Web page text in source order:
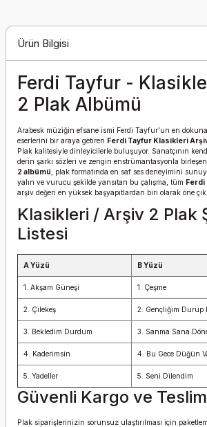
Ürün Bilgisi
Ferdi Tayfur -
2 Plak Albümü
Arabesk müziğin efsane ismi Ferdi Tayfur’un en
eserlerini bir araya getiren Ferdi Tayfur Klasikleri
Plak kalitesiyle dinleyicilerle buluşuyor. Sanatçının
derin şarkı sözleri ve zengin enstrümantasyonla
2 albümü , plak formatında en saf ses deneyimini
yalın ve vurucu şekilde yansıtan bu çalışma, tüm Ferdi
arşiv değeri en yüksek başyapıtlardan biri olarak öne
Klasikleri / Arşiv 2 Plak
Listesi
A Yüzü B Yüzü
1. Akşam Güneşi 1. Çeşme
2. Çilekeş 2. Gençliğim Durup
3. Bekledim Durdum 3. Sanma Sana
4. Kaderimsin 4. Bu Gece Düğün
5. Yadeller 5. Seni Dilendim
Güvenli Kargo ve
Plak siparişlerinizin sorunsuz ulaştırılması için